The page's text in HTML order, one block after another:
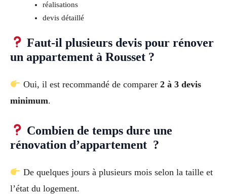
réalisations
devis détaillé
Faut-il plusieurs devis pour rénover
un appartement à Rousset ?
Oui, il est recommandé de comparer 2 à 3 devis
minimum.
Combien de temps dure une
rénovation d’appartement ?
De quelques jours à plusieurs mois selon la taille et
l’état du logement.